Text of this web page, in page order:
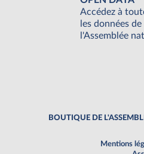
Accédez à
les données de
l'Assemblée
BOUTIQUE DE
Mentions